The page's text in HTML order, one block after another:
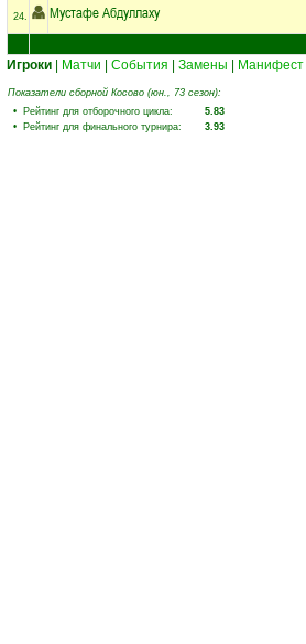
24. Мустафе Абдуллаху
Игроки Матчи События Замены Манифест
Показатели сборной Косово (юн., 73 сезон):
• Рейтинг для отборочного цикла:
5.83
• Рейтинг для финального турнира:
3.93